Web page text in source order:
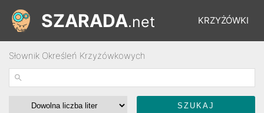
KRZYŻÓWKI
ŁAMIGŁÓWKI
SZARADA.net
Słownik Określeń Krzyżówkowych